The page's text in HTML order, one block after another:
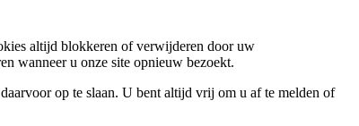
altijd blokkeren of verwijderen door uw
wanneer u onze site opnieuw bezoekt.
op te slaan. U bent altijd vrij om u af te melden of